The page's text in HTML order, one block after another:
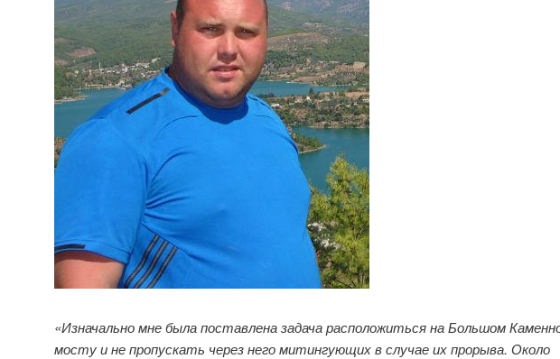
«Изначально мне была поставлена задача расположиться на Большом
мосту и не пропускать через него митингующих в случае их прорыва. Около